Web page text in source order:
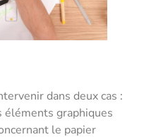
dans deux cas :
éléments graphiques
le papier